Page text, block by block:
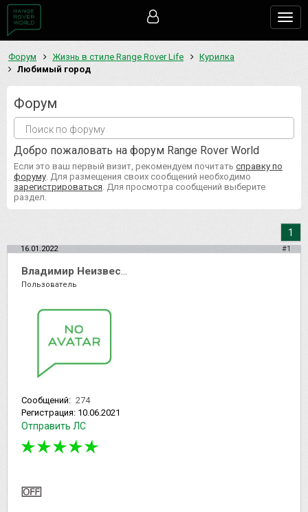
Форум Жизнь в стиле Range Rover Life
Курилка
Любимый город
Форум
Добро пожаловать на форум Range Rover World
Если это ваш первый визит, рекомендуем почитать справку по
форуму . Для размещения своих сообщений необходимо
зарегистрироваться . Для просмотра сообщений выберите
раздел.
1
16.01.2022 #1
Пользователь
Сообщений: 274
Регистрация: 10.06.2021
Отправить ЛС